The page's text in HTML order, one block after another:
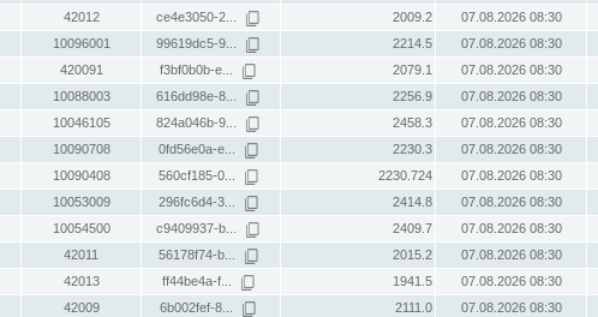
42012 ce4e3050-2... 2009.2
07.08.2026 08:30
10096001 99619dc5-9... 2214.5
07.08.2026 08:30
420091 f3bf0b0b-e... 2079.1
07.08.2026 08:30
10088003 616dd98e-8... 2256.9
07.08.2026 08:30
10046105 824a046b-9... 2458.3
07.08.2026 08:30
10090708 0fd56e0a-e... 2230.3
07.08.2026 08:30
10090408 560cf185-0... 2230.724
07.08.2026 08:30
10053009 296fc6d4-3... 2414.8
07.08.2026 08:30
10054500 c9409937-b... 2409.7
07.08.2026 08:30
42011 56178f74-b... 2015.2
07.08.2026 08:30
42013 ff44be4a-f... 1941.5
07.08.2026 08:30
42009 6b002fef-8... 2111.0
07.08.2026 08:30